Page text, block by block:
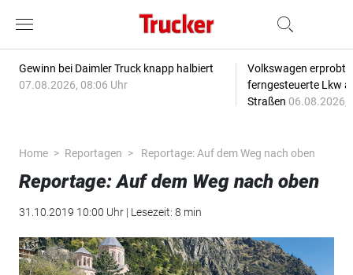
Gewinn bei Daimler Truck knapp halbiert
07.08.2026, 08:06 Uhr
Volkswagen erprobt
ferngesteuerte Lkw
Straßen 06.08.2026,
Home Reportagen Reportage: Auf dem Weg nach oben
Reportage: Auf dem Weg nach oben
31.10.2019 10:00 Uhr | Lesezeit: 8 min